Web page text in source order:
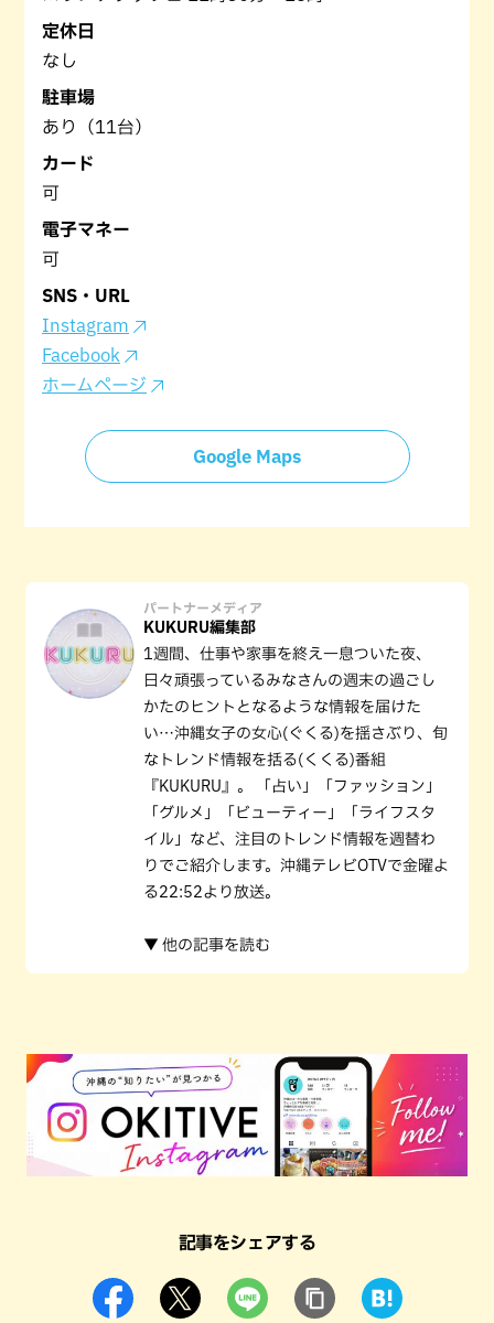
定休日
なし
駐車場
あり（11台）
カード
可
電子マネー
可
SNS・URL
Instagram
Facebook
ホームページ
Google Maps
パートナーメディア
KUKURU編集部
1週間、仕事や家事を終え一息ついた夜、
日々頑張っているみなさんの週末の過ごし
かたのヒントとなるような情報を届けた
い…沖縄女子の女心(ぐくる)を揺さぶり、旬
なトレンド情報を括る(くくる)番組
『KUKURU』。 「占い」「ファッション」
「グルメ」「ビューティー」「ライフスタ
イル」など、注目のトレンド情報を週替わ
りでご紹介します。沖縄テレビOTVで金曜よ
る22:52より放送。
▼ 他の記事を読む
記事をシェアする